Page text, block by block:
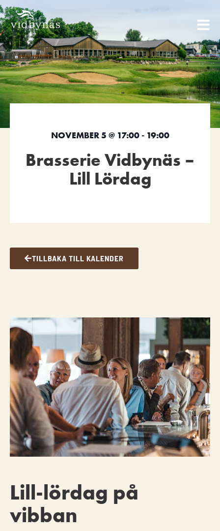
NOVEMBER 5 @ 17:00 - 19:00
Brasserie Vidbynäs –
Lill Lördag
TILLBAKA TILL KALENDER
Lill-lördag på
vibban